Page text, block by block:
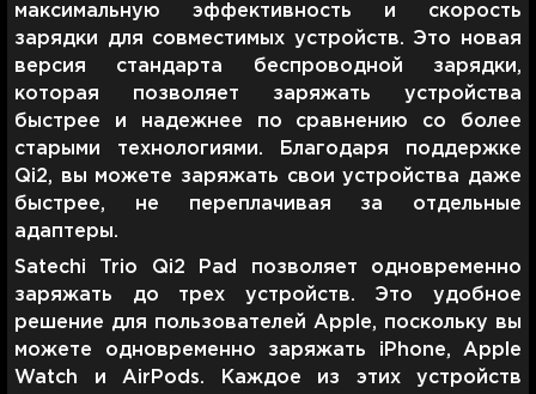
максимальную эффективность и скорость
зарядки для совместимых устройств. Это новая
версия стандарта беспроводной зарядки,
которая позволяет заряжать устройства
быстрее и надежнее по сравнению со более
старыми технологиями. Благодаря поддержке
Qi2, вы можете заряжать свои устройства даже
быстрее, не переплачивая за отдельные
адаптеры.
Satechi Trio Qi2 Pad позволяет одновременно
заряжать до трех устройств. Это удобное
решение для пользователей Apple, поскольку вы
можете одновременно заряжать iPhone, Apple
Watch и AirPods. Каждое из этих устройств